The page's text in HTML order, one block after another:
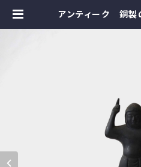
アンティーク 銅製